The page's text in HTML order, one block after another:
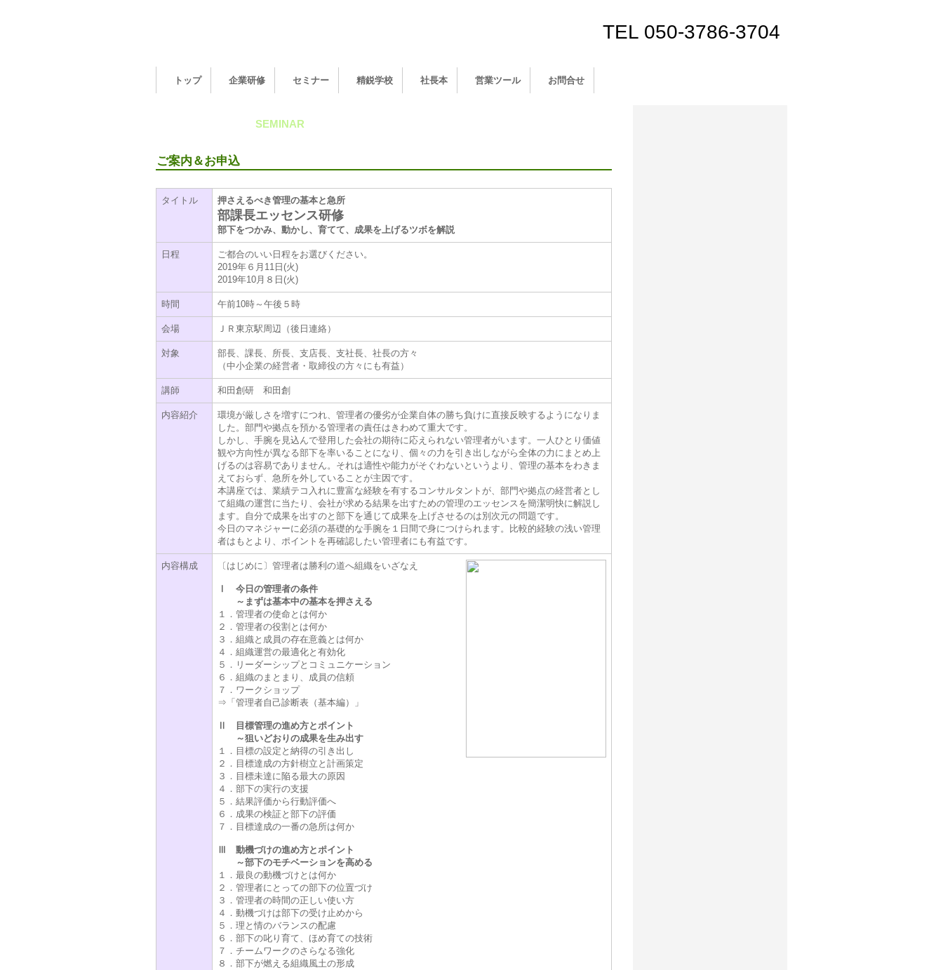
TEL 050-3786-3704
SEMINAR
ご案内＆お申込
タイトル 押さえるべき管理の基本と急所
部課長エッセンス研修
部下をつかみ、動かし、育てて、成果を上げるツボを解説
日程
ご都合のいい日程をお選びください。
2019年６月11日(火)
2019年10月８日(火)
時間 午前10時～午後５時
会場 ＪＲ東京駅周辺（後日連絡）
対象
部長、課長、所長、支店長、支社長、社長の方々
（中小企業の経営者・取締役の方々にも有益）
講師 和田創研 和田創
内容紹介
環境が厳しさを増すにつれ、管理者の優劣が企業自体の勝ち負けに直接反映するようになりま
した。部門や拠点を預かる管理者の責任はきわめて重大です。
しかし、手腕を見込んで登用した会社の期待に応えられない管理者がいます。一人ひとり価値
観や方向性が異なる部下を率いることになり、個々の力を引き出しながら全体の力にまとめ上
げるのは容易でありません。それは適性や能力がそぐわないというより、管理の基本をわきま
えておらず、急所を外していることが主因です。
本講座では、業績テコ入れに豊富な経験を有するコンサルタントが、部門や拠点の経営者とし
て組織の運営に当たり、会社が求める結果を出すための管理のエッセンスを簡潔明快に解説し
ます。自分で成果を出すのと部下を通じて成果を上げさせるのは別次元の問題です。
今日のマネジャーに必須の基礎的な手腕を１日間で身につけられます。比較的経験の浅い管理
者はもとより、ポイントを再確認したい管理者にも有益です。
内容構成 〔はじめに〕管理者は勝利の道へ組織をいざなえ
Ⅰ 今日の管理者の条件
～まずは基本中の基本を押さえる
１．管理者の使命とは何か
２．管理者の役割とは何か
３．組織と成員の存在意義とは何か
４．組織運営の最適化と有効化
５．リーダーシップとコミュニケーション
６．組織のまとまり、成員の信頼
７．ワークショップ
⇒「管理者自己診断表（基本編）」
Ⅱ 目標管理の進め方とポイント
～狙いどおりの成果を生み出す
１．目標の設定と納得の引き出し
２．目標達成の方針樹立と計画策定
３．目標未達に陥る最大の原因
４．部下の実行の支援
５．結果評価から行動評価へ
６．成果の検証と部下の評価
７．目標達成の一番の急所は何か
Ⅲ 動機づけの進め方とポイント
～部下のモチベーションを高める
１．最良の動機づけとは何か
２．管理者にとっての部下の位置づけ
３．管理者の時間の正しい使い方
４．動機づけは部下の受け止めから
５．理と情のバランスの配慮
６．部下の叱り育て、ほめ育ての技術
７．チームワークのさらなる強化
８．部下が燃える組織風土の形成
トップ 企業研修 セミナー 精鋭学校 社長本 営業ツール お問合せ